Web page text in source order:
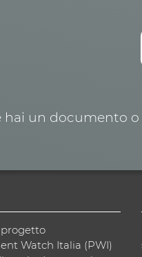
hai un documento
Watch Italia (PWI)